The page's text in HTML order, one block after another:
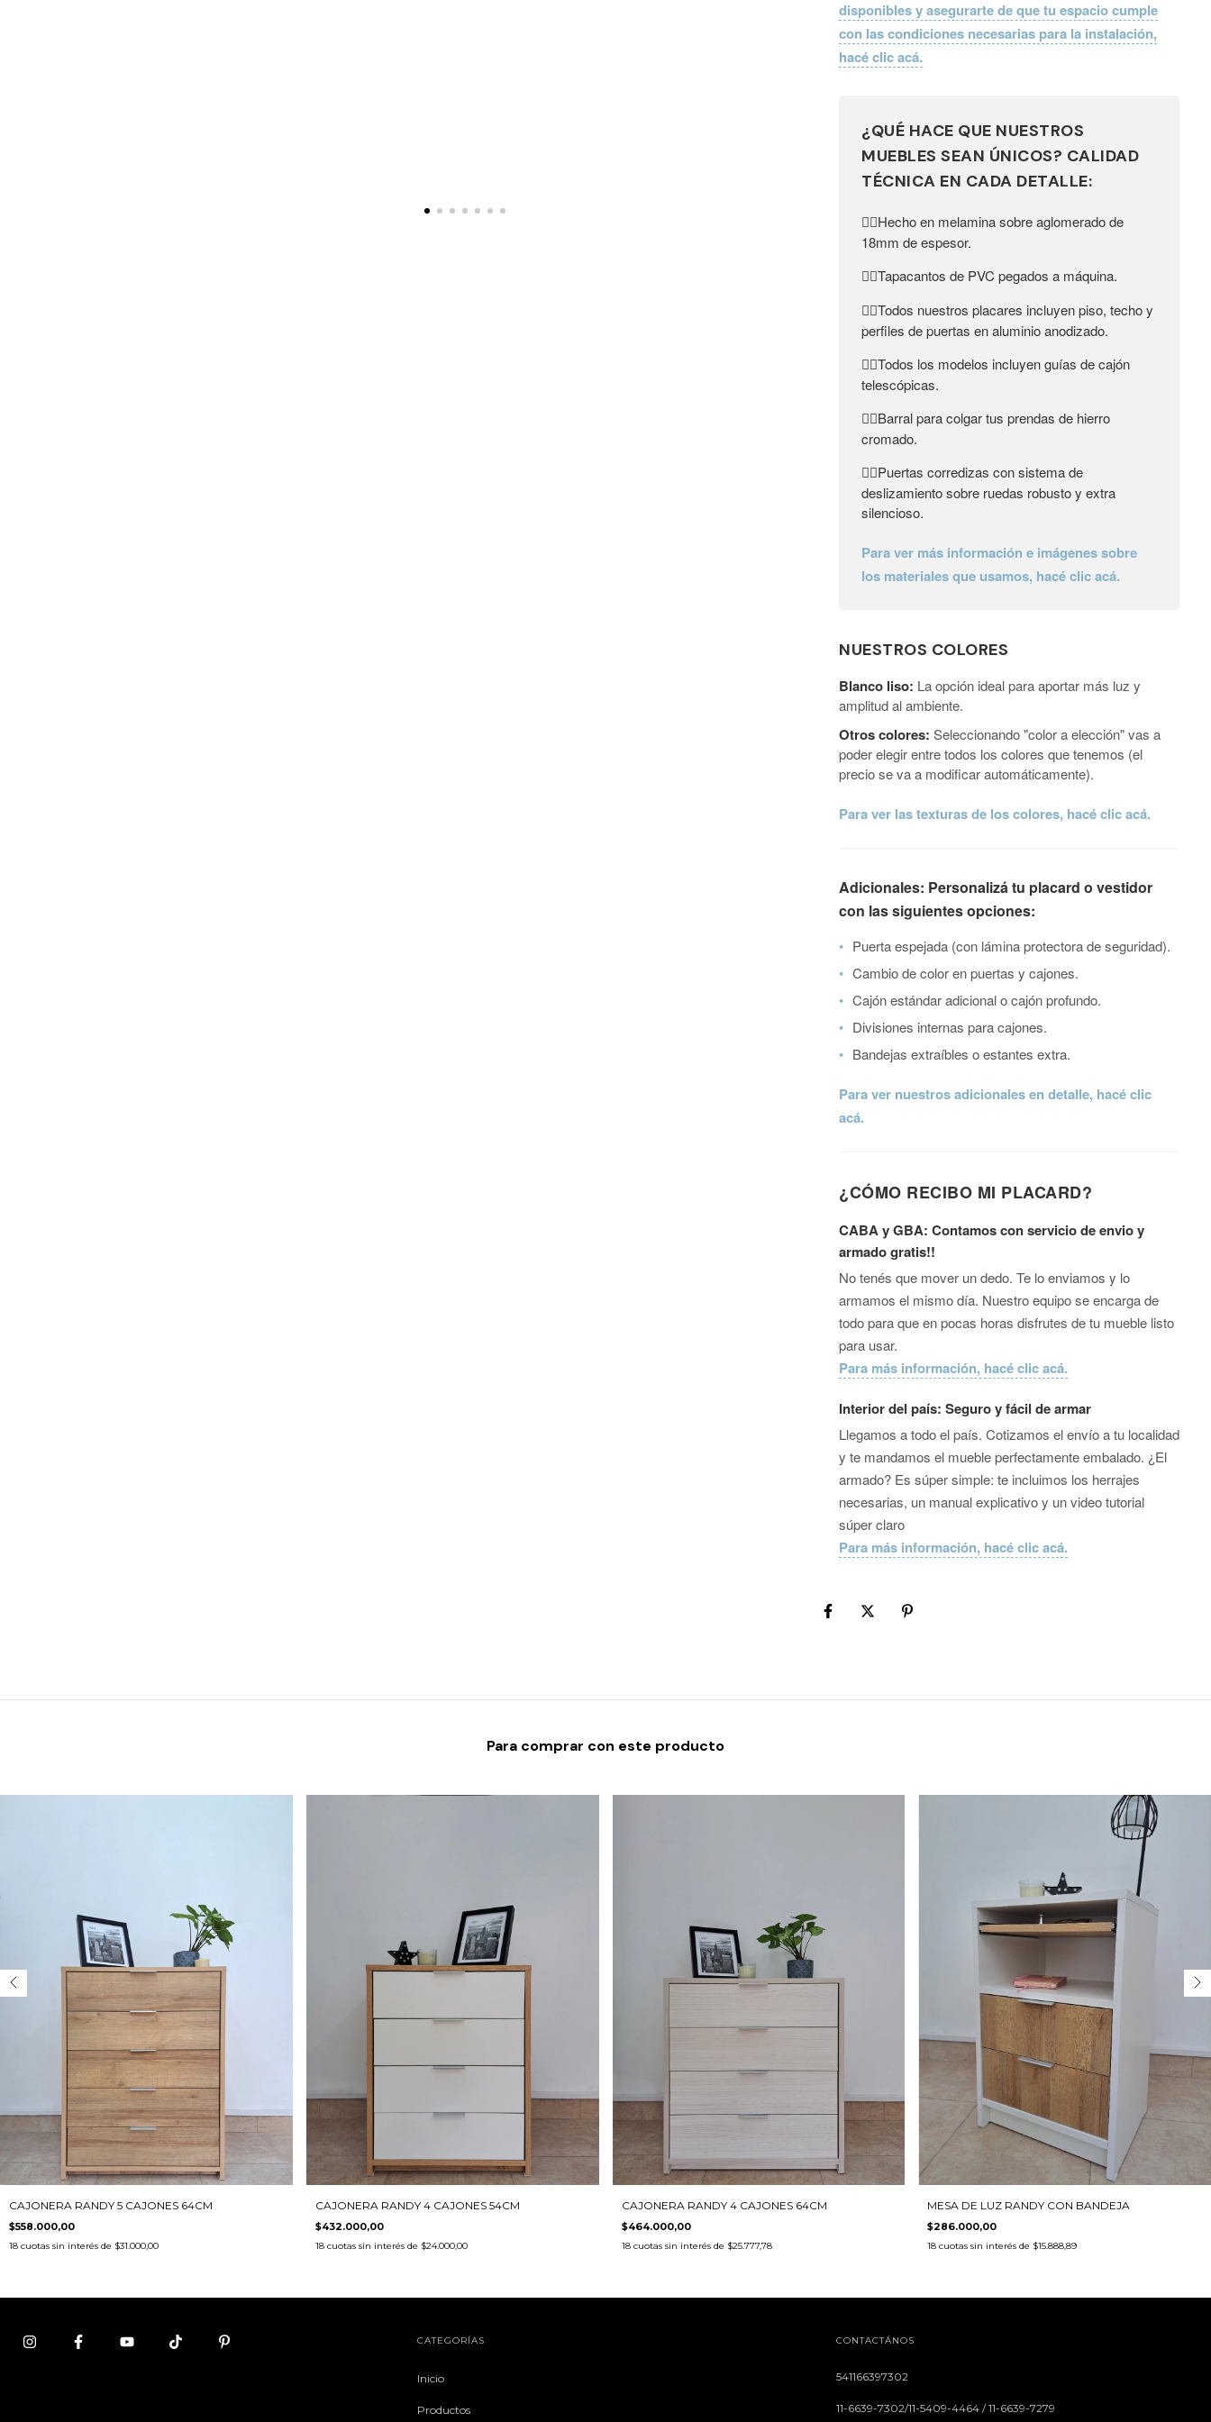
disponibles y asegurarte de que tu espacio cumple
con las condiciones necesarias para la instalación,
hacé clic acá.
¿QUÉ HACE QUE NUESTROS
MUEBLES SEAN ÚNICOS? CALIDAD
TÉCNICA EN CADA DETALLE:
👉🏼Hecho en melamina sobre aglomerado de
18mm de espesor.
👉🏼Tapacantos de PVC pegados a máquina.
👉🏼Todos nuestros placares incluyen piso, techo y
perfiles de puertas en aluminio anodizado.
👉🏼Todos los modelos incluyen guías de cajón
telescópicas.
👉🏼Barral para colgar tus prendas de hierro
cromado.
👉🏼Puertas corredizas con sistema de
deslizamiento sobre ruedas robusto y extra
silencioso.
Para ver más información e imágenes sobre
los materiales que usamos, hacé clic acá.
NUESTROS COLORES
Blanco liso: La opción ideal para aportar más luz y
amplitud al ambiente.
Otros colores: Seleccionando "color a elección" vas a
poder elegir entre todos los colores que tenemos (el
precio se va a modificar automáticamente).
Para ver las texturas de los colores, hacé clic acá.
Adicionales: Personalizá tu placard o vestidor
con las siguientes opciones:
• Puerta espejada (con lámina protectora de seguridad).
• Cambio de color en puertas y cajones.
• Cajón estándar adicional o cajón profundo.
• Divisiones internas para cajones.
• Bandejas extraíbles o estantes extra.
Para ver nuestros adicionales en detalle, hacé clic
acá.
¿CÓMO RECIBO MI PLACARD?
CABA y GBA: Contamos con servicio de envio y
armado gratis!!
No tenés que mover un dedo. Te lo enviamos y lo
armamos el mismo día. Nuestro equipo se encarga de
todo para que en pocas horas disfrutes de tu mueble listo
para usar.
Para más información, hacé clic acá.
Interior del país: Seguro y fácil de armar
Llegamos a todo el país. Cotizamos el envío a tu localidad
y te mandamos el mueble perfectamente embalado. ¿El
armado? Es súper simple: te incluimos los herrajes
necesarias, un manual explicativo y un video tutorial
súper claro
Para más información, hacé clic acá.
Para comprar con este producto
CAJONERA RANDY 5 CAJONES 64CM
$558.000,00
18 cuotas sin interés de $31.000,00
CAJONERA RANDY 4 CAJONES 54CM
$432.000,00
18 cuotas sin interés de $24.000,00
CAJONERA RANDY 4 CAJONES 64CM
$464.000,00
18 cuotas sin interés de $25.777,78
MESA DE LUZ RANDY CON BANDEJA
$286.000,00
18 cuotas sin interés de $15.888,89
CATEGORÍAS
Inicio
Productos
CONTACTÁNOS
541166397302
11-6639-7302/11-5409-4464 / 11-6639-7279